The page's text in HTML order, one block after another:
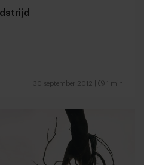
30 september 2012 1 min